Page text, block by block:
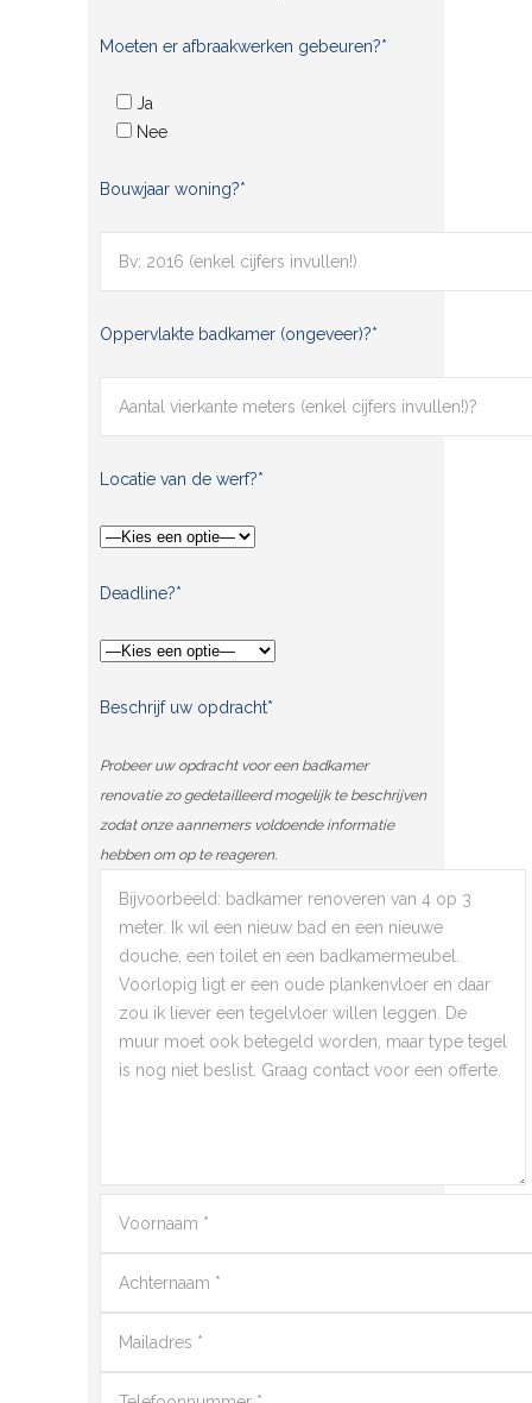
Moeten er afbraakwerken gebeuren?*
Ja
Nee
Bouwjaar woning?*
Oppervlakte badkamer (ongeveer)?*
Locatie van de werf?*
Deadline?*
Beschrijf uw opdracht*
Probeer uw opdracht voor een badkamer
renovatie zo gedetailleerd mogelijk te beschrijven
zodat onze aannemers voldoende informatie
hebben om op te reageren.